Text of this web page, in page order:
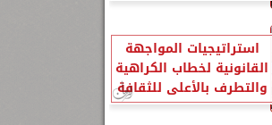
استراتيجيات المواجهة
القانونية لخطاب الكراهية
والتطرف بالأعلى للثقافة